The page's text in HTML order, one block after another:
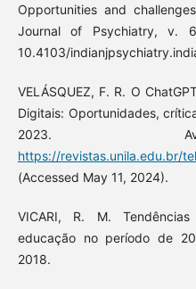
Opportunities and
Journal of Psychiatry, v.
10.4103/
VELÁSQUEZ, F. R. O
Digitais: Oportunidades,
2023.
https://revistas.unila.edu.br/
(Accessed May 11, 2024).
VICARI, R. M.
educação no período de
2018.